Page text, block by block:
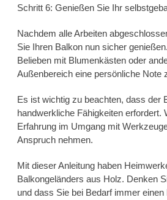
Schritt 6: Genießen Sie Ihr
Nachdem alle Arbeiten
Sie Ihren Balkon nun sicher
Belieben mit Blumenkästen oder
Außenbereich eine persönliche Note
Es ist wichtig zu beachten, dass der
handwerkliche Fähigkeiten
Erfahrung im Umgang mit
Anspruch nehmen.
Mit dieser Anleitung haben
Balkongeländers aus Holz. Denken
und dass Sie bei Bedarf immer